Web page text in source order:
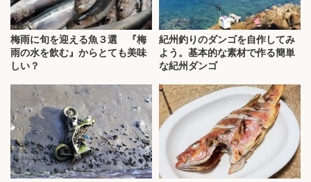
梅雨に旬を迎える魚３選 『梅
雨の水を飲む』からとても美味
しい？
紀州釣りのダンゴを自作してみ
よう。基本的な素材で作る簡単
な紀州ダンゴ